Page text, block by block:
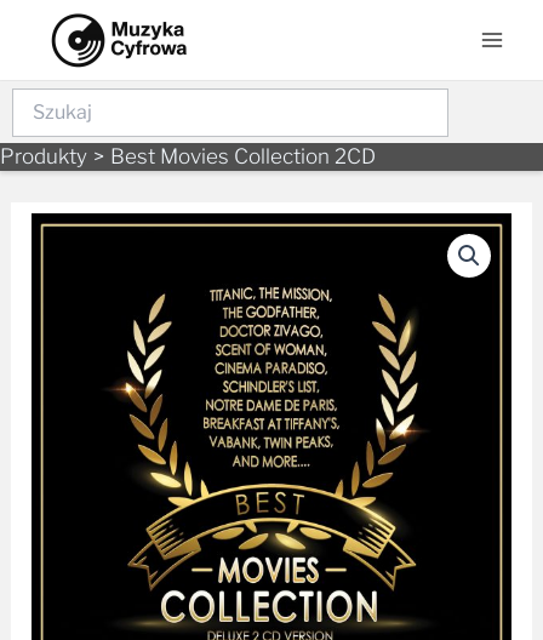
content
Szukaj
Produkty Best Movies Collection 2CD
ilość